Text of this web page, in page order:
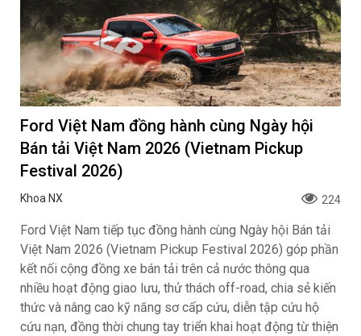
Ford Việt Nam đồng hành cùng Ngày hội
Bán tải Việt Nam 2026 (Vietnam Pickup
Festival 2026)
Khoa NX 224
Ford Việt Nam tiếp tục đồng hành cùng Ngày hội Bán tải
Việt Nam 2026 (Vietnam Pickup Festival 2026) góp phần
kết nối cộng đồng xe bán tải trên cả nước thông qua
nhiều hoạt động giao lưu, thử thách off-road, chia sẻ kiến
thức và nâng cao kỹ năng sơ cấp cứu, diễn tập cứu hộ
cứu nạn, đồng thời chung tay triển khai hoạt động từ thiện